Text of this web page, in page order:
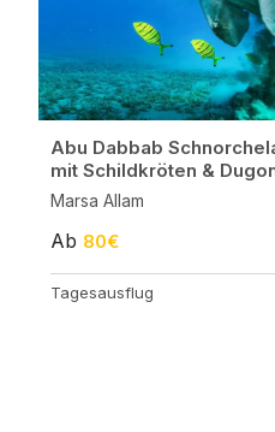
Abu Dabbab
mit Schildkröten &
Marsa Allam
Ab 80€
Tagesausflug